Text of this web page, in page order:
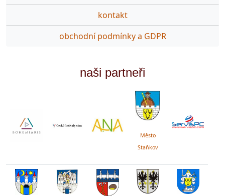
kontakt
obchodní podmínky a GDPR
naši partneři
Město
Staňkov